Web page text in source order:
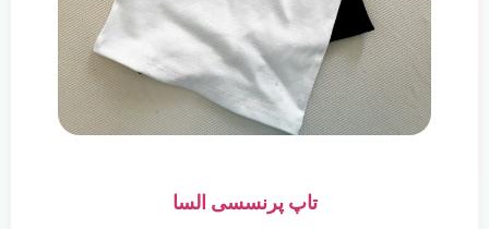
تاپ پرنسسی السا